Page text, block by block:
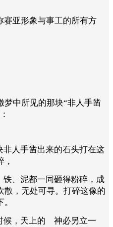
赛亚形象与事工的所有方
梦中所见的那块“非人手凿
非人手凿出来的石头打在这
铁、泥都一同砸得粉碎，成
散，无处可寻。打碎这像的
候，天上的 神必另立一